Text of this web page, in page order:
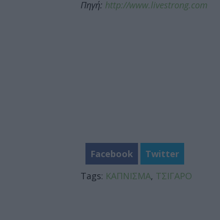
Πηγή: http://www.livestrong.com
Facebook
Twitter
Tags: ΚΑΠΝΙΣΜΑ, ΤΣΙΓΑΡΟ